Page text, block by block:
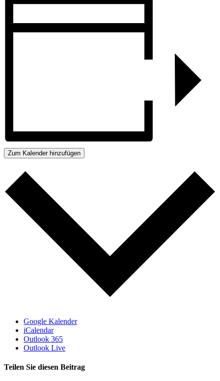
Zum Kalender hinzufügen
Google Kalender
iCalendar
Outlook 365
Outlook Live
Teilen Sie diesen Beitrag